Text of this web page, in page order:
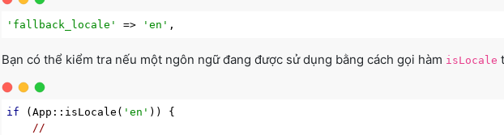
'fallback_locale' => 'en'
Bạn có thể kiểm tra nếu một ngôn ngữ đang được sử dụng bằng cách gọi hàm isLocale
if (App::isLocale( 'en' )) {
//